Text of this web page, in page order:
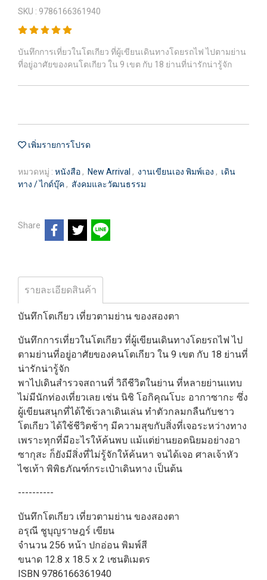
SKU : 9786166361940
บันทึกการเที่ยวในโตเกียว ที่ผู้เขียนเดินทางโดยรถไฟ ไปตามย่าน
ที่อยู่อาศัยของคนโตเกียว ใน 9 เขต กับ 18 ย่านที่น่ารักน่ารู้จัก
เพิ่มรายการโปรด
หมวดหมู่ : หนังสือ , New Arrival , งานเขียนเอง พิมพ์เอง , เดิน
ทาง / ไกด์บุ๊ค , สังคมและวัฒนธรรม
Share
รายละเอียดสินค้า
บันทึกโตเกียว เที่ยวตามย่าน ของสองตา
บันทึกการเที่ยวในโตเกียว ที่ผู้เขียนเดินทางโดยรถไฟ ไป
ตามย่านที่อยู่อาศัยของคนโตเกียว ใน 9 เขต กับ 18 ย่านที่
น่ารักน่ารู้จัก
พาไปเดินสำรวจสถานที่ วิถีชีวิตในย่าน ที่หลายย่านแทบ
ไม่มีนักท่องเที่ยวเลย เช่น นิชิ โอกิคุณโบะ อากาซากะ ซึ่ง
ผู้เขียนสนุกที่ได้ใช้เวลาเดินเล่น ทำตัวกลมกลืนกับชาว
โตเกียว ได้ใช้ชีวิตช้าๆ มีความสุขกับสิ่งที่เจอระหว่างทาง
เพราะทุกที่มีอะไรให้ค้นพบ แม้แต่ย่านยอดนิยมอย่างอา
ซากุสะ ก็ยังมีสิ่งที่ไม่รู้จักให้ค้นหา จนได้เจอ ศาลเจ้าหัว
ไชเท้า พิพิธภัณฑ์กระเป๋าเดินทาง เป็นต้น
----------
บันทึกโตเกียว เที่ยวตามย่าน ของสองตา
อรุณี ชูบุญราษฎร์ เขียน
จำนวน 256 หน้า ปกอ่อน พิมพ์สี
ขนาด 12.8 x 18.5 x 2 เซนติเมตร
ISBN 9786166361940